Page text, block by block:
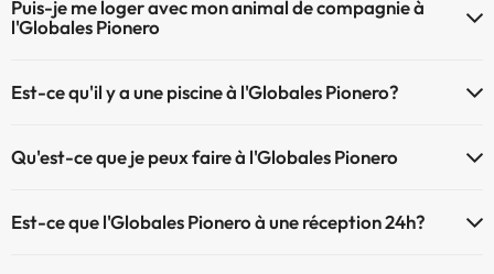
Puis-je me loger avec mon animal de compagnie à
l'Globales Pionero
admis.
Est-ce qu'il y a une piscine à l'Globales Pionero?
plus d'info sur la piscine et d'autres installations.
Qu'est-ce que je peux faire à l'Globales Pionero
peuvent être payantes) :
Est-ce que l'Globales Pionero à une réception 24h?